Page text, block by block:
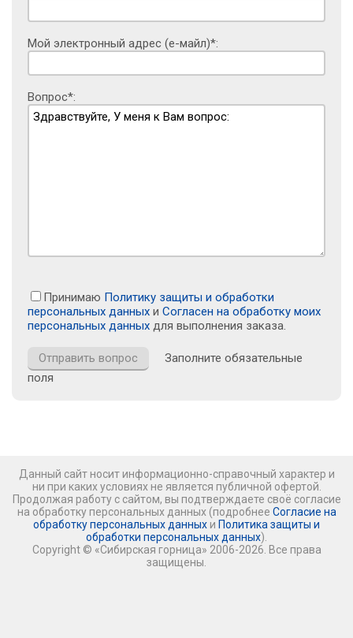
Мой электронный адрес (е-майл)*:
Вопрос*:
Принимаю Политику защиты и обработки
персональных данных и Согласен на обработку моих
персональных данных для выполнения заказа.
Заполните обязательные
поля
Данный сайт носит информационно-справочный характер и
ни при каких условиях не является публичной офертой.
Продолжая работу с сайтом, вы подтверждаете своё согласие
на обработку персональных данных (подробнее Согласие на
обработку персональных данных и Политика защиты и
обработки персональных данных).
Copyright © «Сибирская горница» 2006-2026. Все права
защищены.